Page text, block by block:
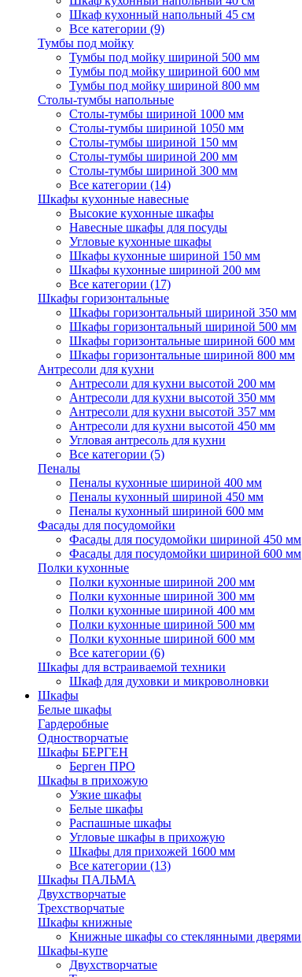
Шкаф кухонный напольный 45 см
Все категории (9)
Тумбы под мойку
Тумбы под мойку шириной 500 мм
Тумбы под мойку шириной 600 мм
Тумбы под мойку шириной 800 мм
Столы-тумбы напольные
Столы-тумбы шириной 1000 мм
Столы-тумбы шириной 1050 мм
Столы-тумбы шириной 150 мм
Столы-тумбы шириной 200 мм
Столы-тумбы шириной 300 мм
Все категории (14)
Шкафы кухонные навесные
Высокие кухонные шкафы
Навесные шкафы для посуды
Угловые кухонные шкафы
Шкафы кухонные шириной 150 мм
Шкафы кухонные шириной 200 мм
Все категории (17)
Шкафы горизонтальные
Шкафы горизонтальный шириной 350 мм
Шкафы горизонтальный шириной 500 мм
Шкафы горизонтальные шириной 600 мм
Шкафы горизонтальные шириной 800 мм
Антресоли для кухни
Антресоли для кухни высотой 200 мм
Антресоли для кухни высотой 350 мм
Антресоли для кухни высотой 357 мм
Антресоли для кухни высотой 450 мм
Угловая антресоль для кухни
Все категории (5)
Пеналы
Пеналы кухонные шириной 400 мм
Пеналы кухонный шириной 450 мм
Пеналы кухонный шириной 600 мм
Фасады для посудомойки
Фасады для посудомойки шириной 450 мм
Фасады для посудомойки шириной 600 мм
Полки кухонные
Полки кухонные шириной 200 мм
Полки кухонные шириной 300 мм
Полки кухонные шириной 400 мм
Полки кухонные шириной 500 мм
Полки кухонные шириной 600 мм
Все категории (6)
Шкафы для встраиваемой техники
Шкаф для духовки и микроволновки
Шкафы
Белые шкафы
Гардеробные
Одностворчатые
Шкафы БЕРГЕН
Берген ПРО
Шкафы в прихожую
Узкие шкафы
Белые шкафы
Распашные шкафы
Угловые шкафы в прихожую
Шкафы для прихожей 1600 мм
Все категории (13)
Шкафы ПАЛЬМА
Двухстворчатые
Трехстворчатые
Шкафы книжные
Книжные шкафы со стеклянными дверями
Шкафы-купе
Двухстворчатые